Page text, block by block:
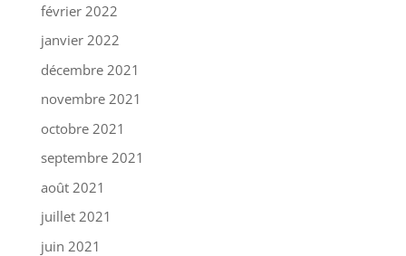
février 2022
janvier 2022
décembre 2021
novembre 2021
octobre 2021
septembre 2021
août 2021
juillet 2021
juin 2021